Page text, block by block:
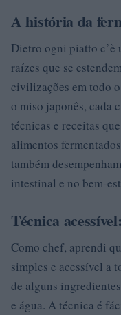
A história da
Dietro ogni piatto c’è
raízes que se
civilizações em todo
o miso japonês, cada
técnicas e receitas
alimentos
também
intestinal e no bem-
Técnica
Como chef, aprendi
simples e acessível a
de alguns
e água. A técnica é